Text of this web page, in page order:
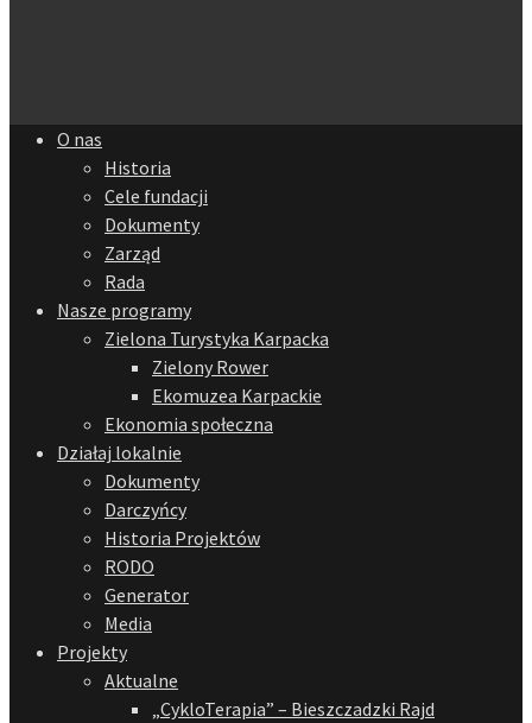
O nas
Historia
Cele fundacji
Dokumenty
Zarząd
Rada
Nasze programy
Zielona Turystyka Karpacka
Zielony Rower
Ekomuzea Karpackie
Ekonomia społeczna
Działaj lokalnie
Dokumenty
Darczyńcy
Historia Projektów
RODO
Generator
Media
Projekty
Aktualne
„CykloTerapia” – Bieszczadzki Rajd